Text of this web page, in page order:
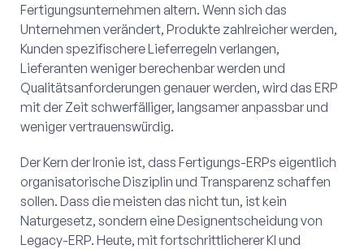
Fertigungsunternehmen altern. Wenn sich das
Unternehmen verändert, Produkte zahlreicher werden,
Kunden spezifischere Lieferregeln verlangen,
Lieferanten weniger berechenbar werden und
Qualitätsanforderungen genauer werden, wird das ERP
mit der Zeit schwerfälliger, langsamer anpassbar und
weniger vertrauenswürdig.
Der Kern der Ironie ist, dass Fertigungs-ERPs eigentlich
organisatorische Disziplin und Transparenz schaffen
sollen. Dass die meisten das nicht tun, ist kein
Naturgesetz, sondern eine Designentscheidung von
Legacy-ERP. Heute, mit fortschrittlicherer KI und